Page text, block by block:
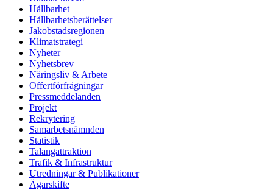
Hållbarhet
Hållbarhetsberättelser
Jakobstadsregionen
Klimatstrategi
Nyheter
Nyhetsbrev
Näringsliv & Arbete
Offertförfrågningar
Pressmeddelanden
Projekt
Rekrytering
Samarbetsnämnden
Statistik
Talangattraktion
Trafik & Infrastruktur
Utredningar & Publikationer
Ägarskifte